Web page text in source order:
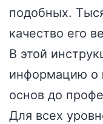
подобных.
качество его
В этой
информацию о
основ до
Для всех